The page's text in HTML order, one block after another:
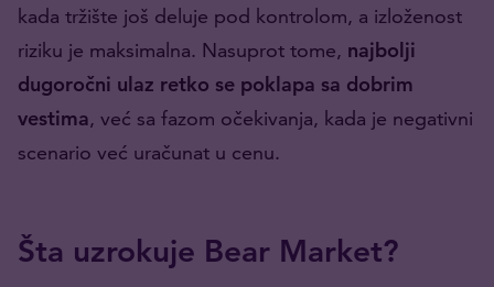
kada tržište još deluje pod kontrolom, a izloženost
riziku je maksimalna. Nasuprot tome, najbolji
dugoročni ulaz retko se poklapa sa dobrim
vestima, već sa fazom očekivanja, kada je negativni
scenario već uračunat u cenu.
Šta uzrokuje Bear Market?